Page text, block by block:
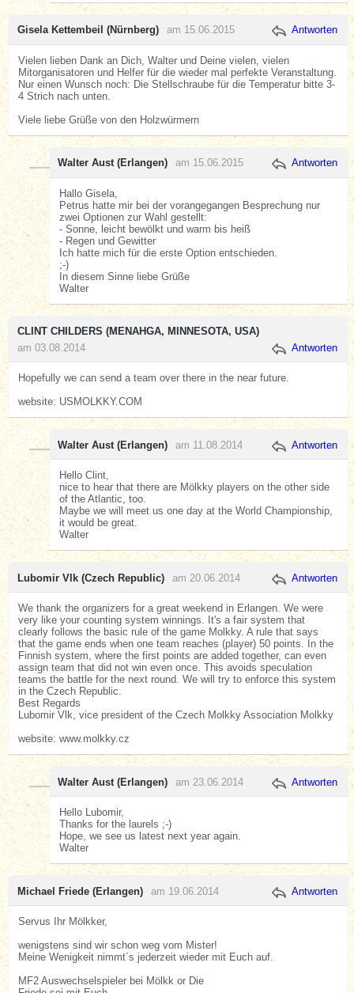
Gisela Kettembeil (Nürnberg) am 15.06.2015 Antworten
Vielen lieben Dank an Dich, Walter und Deine vielen, vielen
Mitorganisatoren und Helfer für die wieder mal perfekte Veranstaltung.
Nur einen Wunsch noch: Die Stellschraube für die Temperatur bitte 3-
4 Strich nach unten.
Viele liebe Grüße von den Holzwürmern
Walter Aust (Erlangen) am 15.06.2015 Antworten
Hallo Gisela,
Petrus hatte mir bei der vorangegangen Besprechung nur
zwei Optionen zur Wahl gestellt:
- Sonne, leicht bewölkt und warm bis heiß
- Regen und Gewitter
Ich hatte mich für die erste Option entschieden.
;-)
In diesem Sinne liebe Grüße
Walter
CLINT CHILDERS (MENAHGA, MINNESOTA, USA)
am 03.08.2014
Antworten
Hopefully we can send a team over there in the near future.
website: USMOLKKY.COM
Walter Aust (Erlangen) am 11.08.2014 Antworten
Hello Clint,
nice to hear that there are Mölkky players on the other side
of the Atlantic, too.
Maybe we will meet us one day at the World Championship,
it would be great.
Walter
Lubomir Vlk (Czech Republic) am 20.06.2014 Antworten
We thank the organizers for a great weekend in Erlangen. We were
very like your counting system winnings. It's a fair system that
clearly follows the basic rule of the game Molkky. A rule that says
that the game ends when one team reaches (player) 50 points. In the
Finnish system, where the first points are added together, can even
assign team that did not win even once. This avoids speculation
teams the battle for the next round. We will try to enforce this system
in the Czech Republic.
Best Regards
Lubomir Vlk, vice president of the Czech Molkky Association Molkky
website: www.molkky.cz
Walter Aust (Erlangen) am 23.06.2014 Antworten
Hello Lubomir,
Thanks for the laurels ;-)
Hope, we see us latest next year again.
Walter
Michael Friede (Erlangen) am 19.06.2014 Antworten
Servus Ihr Mölkker,
wenigstens sind wir schon weg vom Mister!
Meine Wenigkeit nimmt´s jederzeit wieder mit Euch auf.
MF2 Auswechselspieler bei Mölkk or Die